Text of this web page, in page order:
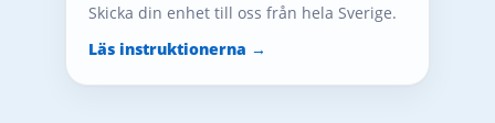
Skicka din enhet till oss från hela Sverige.
Läs instruktionerna →